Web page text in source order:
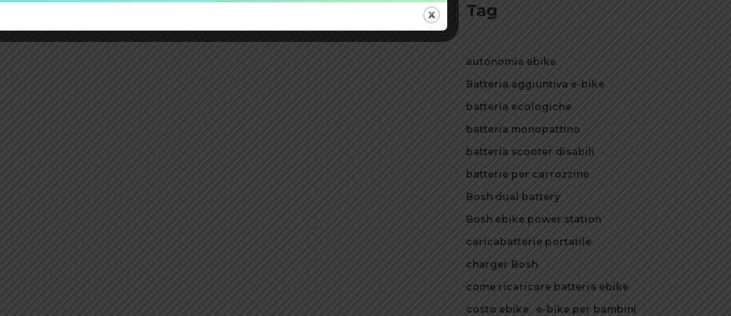
Tag
autonomia ebike
Batteria aggiuntiva e-bike
batteria ecologiche
batteria monopattino
batteria scooter disabili
batterie per carrozzine
Bosh dual battery
Bosh ebike power station
caricabatterie portatile
charger Bosh
come ricaricare batteria ebike
costo ebike
e-bike per bambini